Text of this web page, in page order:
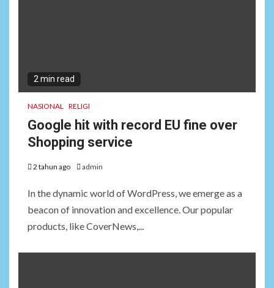
2 min read
NASIONAL RELIGI
Google hit with record EU fine over
Shopping service
2 tahun ago admin
In the dynamic world of WordPress, we emerge as a
beacon of innovation and excellence. Our popular
products, like CoverNews,...